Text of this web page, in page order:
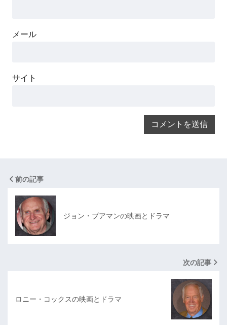
メール
サイト
前の記事
ジョン・ブアマンの映画とドラマ
次の記事
ロニー・コックスの映画とドラマ